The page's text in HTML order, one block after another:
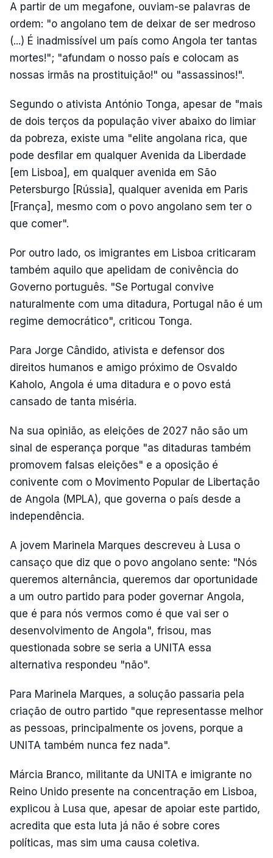
A partir de um megafone, ouviam-se palavras de
ordem: "o angolano tem de deixar de ser medroso
(...) É inadmissível um país como Angola ter tantas
mortes!"; "afundam o nosso país e colocam as
nossas irmãs na prostituição!" ou "assassinos!".
Segundo o ativista António Tonga, apesar de "mais
de dois terços da população viver abaixo do limiar
da pobreza, existe uma "elite angolana rica, que
pode desfilar em qualquer Avenida da Liberdade
[em Lisboa], em qualquer avenida em São
Petersburgo [Rússia], qualquer avenida em Paris
[França], mesmo com o povo angolano sem ter o
que comer".
Por outro lado, os imigrantes em Lisboa criticaram
também aquilo que apelidam de conivência do
Governo português. "Se Portugal convive
naturalmente com uma ditadura, Portugal não é um
regime democrático", criticou Tonga.
Para Jorge Cândido, ativista e defensor dos
direitos humanos e amigo próximo de Osvaldo
Kaholo, Angola é uma ditadura e o povo está
cansado de tanta miséria.
Na sua opinião, as eleições de 2027 não são um
sinal de esperança porque "as ditaduras também
promovem falsas eleições" e a oposição é
conivente com o Movimento Popular de Libertação
de Angola (MPLA), que governa o país desde a
independência.
A jovem Marinela Marques descreveu à Lusa o
cansaço que diz que o povo angolano sente: "Nós
queremos alternância, queremos dar oportunidade
a um outro partido para poder governar Angola,
que é para nós vermos como é que vai ser o
desenvolvimento de Angola", frisou, mas
questionada sobre se seria a UNITA essa
alternativa respondeu "não".
Para Marinela Marques, a solução passaria pela
criação de outro partido "que representasse melhor
as pessoas, principalmente os jovens, porque a
UNITA também nunca fez nada".
Márcia Branco, militante da UNITA e imigrante no
Reino Unido presente na concentração em Lisboa,
explicou à Lusa que, apesar de apoiar este partido,
acredita que esta luta já não é sobre cores
políticas, mas sim uma causa coletiva.